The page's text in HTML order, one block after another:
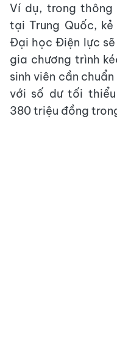
Ví dụ, trong
tại Trung Quốc,
Đại học Điện lực
gia chương trình
sinh viên cần
với số dư tối thiểu
380 triệu đồng